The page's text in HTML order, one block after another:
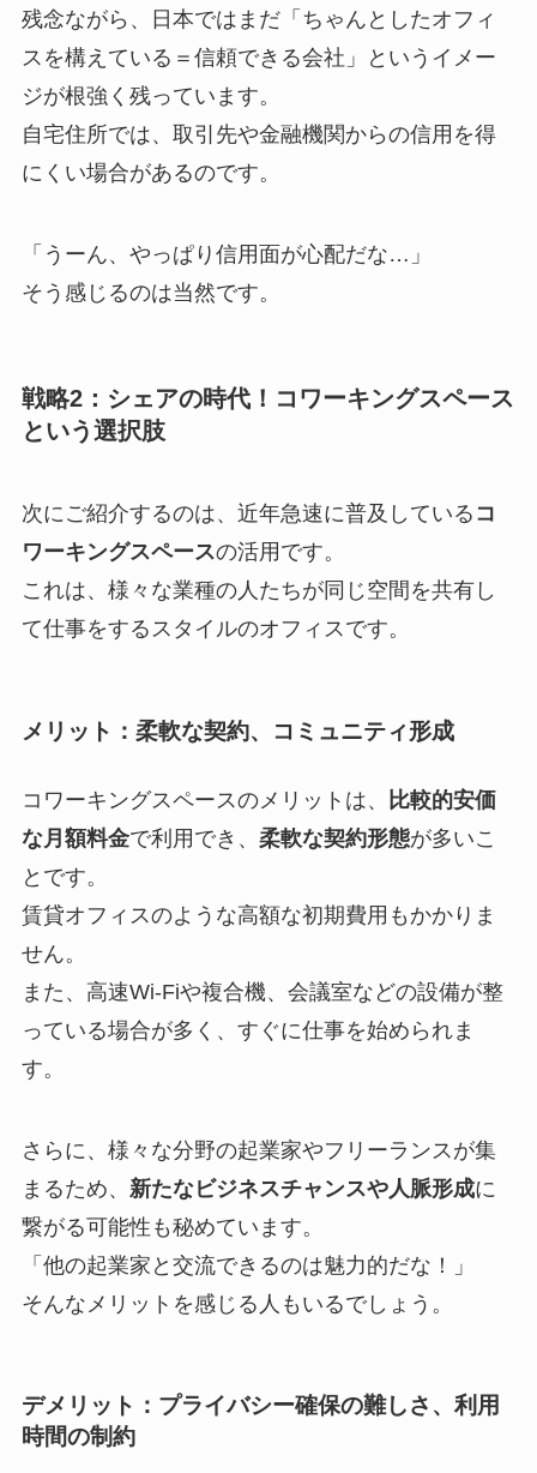
残念ながら、日本ではまだ「ちゃんとしたオフィ
スを構えている＝信頼できる会社」というイメー
ジが根強く残っています。
自宅住所では、取引先や金融機関からの信用を得
にくい場合があるのです。
「うーん、やっぱり信用面が心配だな…」
そう感じるのは当然です。
戦略2：シェアの時代！コワーキングスペース
という選択肢
次にご紹介するのは、近年急速に普及している コ
ワーキングスペースの活用です。
これは、様々な業種の人たちが同じ空間を共有し
て仕事をするスタイルのオフィスです。
メリット：柔軟な契約、コミュニティ形成
コワーキングスペースのメリットは、
比較的安価
な月額料金で利用でき、 柔軟な契約形態が多いこ
とです。
賃貸オフィスのような高額な初期費用もかかりま
せん。
また、高速Wi-Fiや複合機、会議室などの設備が整
っている場合が多く、すぐに仕事を始められま
す。
さらに、様々な分野の起業家やフリーランスが集
まるため、 新たなビジネスチャンスや人脈形成に
繋がる可能性も秘めています。
「他の起業家と交流できるのは魅力的だな！」
そんなメリットを感じる人もいるでしょう。
デメリット：プライバシー確保の難しさ、利用
時間の制約